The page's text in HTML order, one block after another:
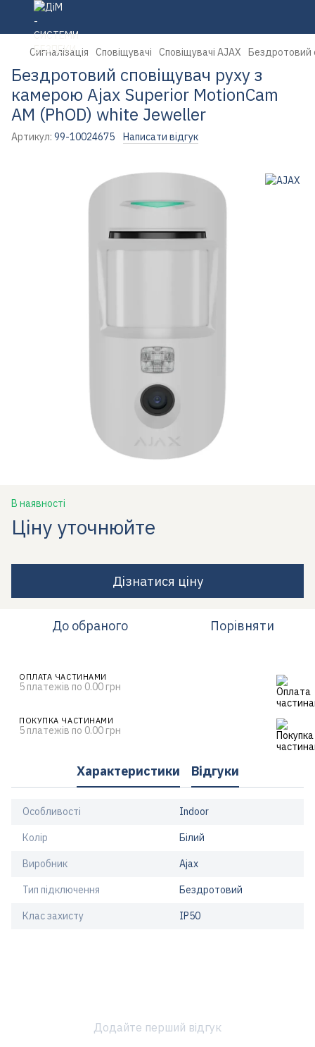
Сигналізація Сповіщувачі Сповіщувачі AJAX Бездротовий
Бездротовий сповіщувач руху з
камерою Ajax Superior MotionCam
AM (PhOD) white Jeweller
Артикул: 99-10024675 Написати відгук
В наявності
Ціну уточнюйте
Дізнатися ціну
До обраного Порівняти
ОПЛАТА ЧАСТИНАМИ
5 платежів по 0.00 грн
ПОКУПКА ЧАСТИНАМИ
5 платежів по 0.00 грн
Характеристики Відгуки
Особливості Indoor
Колір Білий
Виробник Ajax
Тип підключення Бездротовий
Клас захисту IP50
Додайте перший відгук